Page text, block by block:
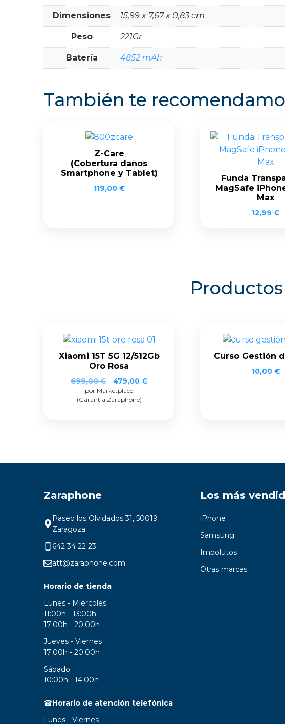
Dimensiones 15,99 x 7,67 x 0,83 cm
Peso 221Gr
Batería 4852 mAh
También te
Z-Care
(Cobertura daños
Smartphone y Tablet)
119,00 €
Funda
MagSafe
Max
12,99 €
Xiaomi 15T 5G 12/512Gb
Oro Rosa
699,00€
El
precio
original
479,00 €El
por Marketplace
(Garantía Zaraphone)
Curso Gestión
10,00 €
Zaraphone
Paseo los Olvidados 31, 50019
Zaragoza
642 34 22 23
att@zaraphone.com
Horario de tienda
Lunes - Miércoles
11:00h - 13:00h
17:00h - 20:00h
Jueves - Viernes
17:00h - 20:00h
Sábado
10:00h - 14:00h
☎Horario de atención telefónica
Lunes - Viernes
Los más
iPhone
Samsung
Impolutos
Otras marcas